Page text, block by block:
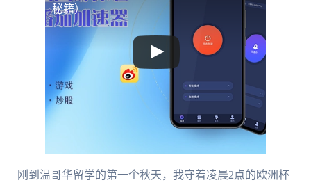
秘籍）
刚到温哥华留学的第一个秋天，我守着凌晨2点的欧洲杯